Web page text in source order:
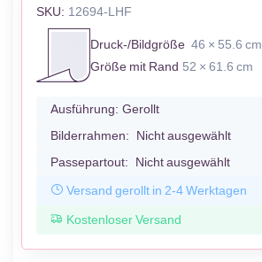
SKU: 12694-LHF
Druck-/Bildgröße 46 × 55.6 cm
Größe mit Rand 52 × 61.6 cm
Ausführung: Gerollt
Bilderrahmen: Nicht ausgewählt
Passepartout: Nicht ausgewählt
Versand gerollt in 2-4 Werktagen
Kostenloser Versand